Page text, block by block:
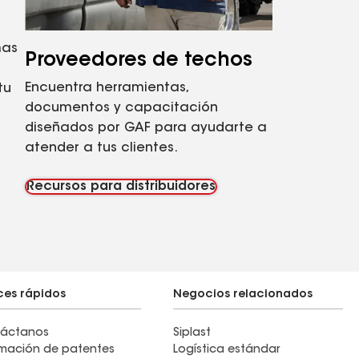
Proveedores de techos
Encuentra herramientas,
documentos y capacitación
diseñados por GAF para ayudarte a
atender a tus clientes.
Recursos para distribuidores
rápidos
de patentes
Negocios relacionados
Siplast
Logística estándar